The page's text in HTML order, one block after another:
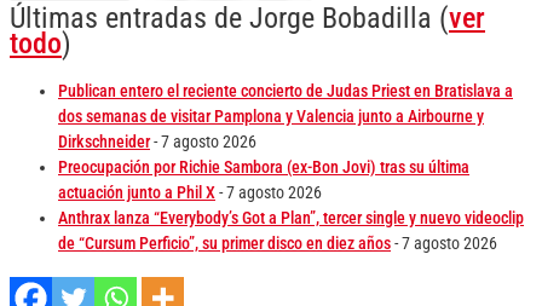
Últimas entradas de Jorge Bobadilla (ver
todo)
Publican entero el reciente concierto de Judas Priest en Bratislava a
dos semanas de visitar Pamplona y Valencia junto a Airbourne y
Dirkschneider- 7 agosto 2026
Preocupación por Richie Sambora (ex-Bon Jovi) tras su última
actuación junto a Phil X- 7 agosto 2026
Anthrax lanza “Everybody’s Got a Plan”, tercer single y nuevo videoclip
de “Cursum Perficio”, su primer disco en diez años- 7 agosto 2026